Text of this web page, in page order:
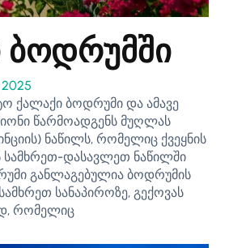
ბოდრუმში
2025
ქალაქი ბოდრუმი და ამავე
წარმოადგენს მუღლას
ნაწილს, რომელიც ქვეყნის
სამხრეთ-დასავლეთ ნაწილში
განლაგებულია ბოდრუმის
სანაპიროზე, გექოვას
რომელიც